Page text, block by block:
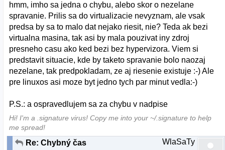
hmm, imho sa jedna o chybu, alebo skor o nezelane
spravanie. Prilis sa do virtualizacie nevyznam, ale vsak
predsa by sa to malo dat nejako riesit, nie? Teda ak bezi
virtualna masina, tak asi by mala pouzivat iny zdroj
presneho casu ako ked bezi bez hypervizora. Viem si
predstavit situacie, kde by taketo spravanie bolo naozaj
nezelane, tak predpokladam, ze aj riesenie existuje :-) Ale
pre linuxos asi moze byt jedno tych par minut vedla:-)
P.S.: a ospravedlujem sa za chybu v nadpise
Hi! I'm a .signature virus! Copy me into your ~/.signature to help
me spread!
Re: Chybný čas WlaSaTy